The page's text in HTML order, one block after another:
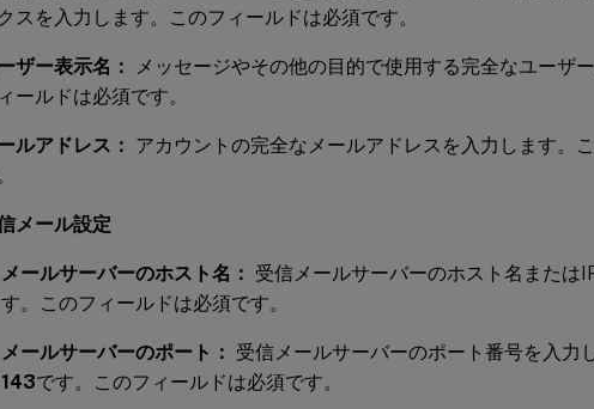
スを入力します。このフィールドは必須です。
ザー表示名：
メッセージやその他の目的で使用する完全なユーザ
ールドは必須です。
ルアドレス： アカウントの完全なメールアドレスを入力します。
メール設定
メールサーバーのホスト名： 受信メールサーバーのホスト名または
す。このフィールドは必須です。
メールサーバーのポート： 受信メールサーバーのポート番号を入力
143です。このフィールドは必須です。